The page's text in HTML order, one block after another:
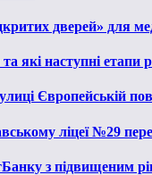
дверей» для
які наступні етапи
Європейській
ліцеї №29
з підвищеним